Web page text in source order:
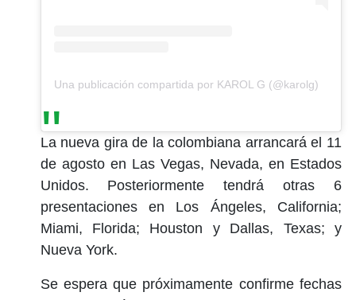
Una publicación compartida por KAROL G (@karolg)
La nueva gira de la colombiana arrancará el 11
de agosto en Las Vegas, Nevada, en Estados
Unidos. Posteriormente tendrá otras 6
presentaciones en Los Ángeles, California;
Miami, Florida; Houston y Dallas, Texas; y
Nueva York.
Se espera que próximamente confirme fechas